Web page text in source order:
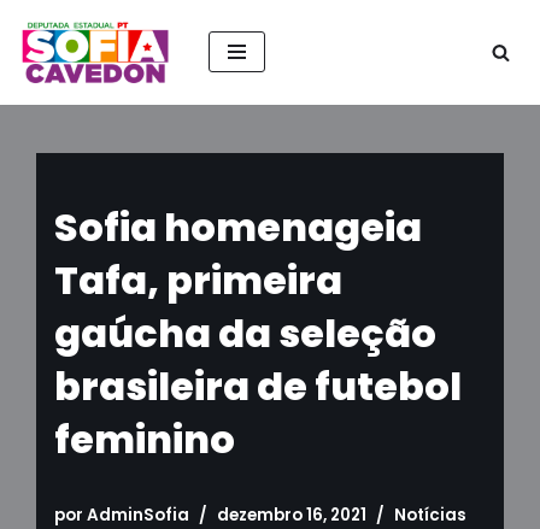
Pular
conteúdo
Sofia homenageia
Tafa, primeira
gaúcha da seleção
brasileira de futebol
feminino
por AdminSofia dezembro 16, 2021 Notícias